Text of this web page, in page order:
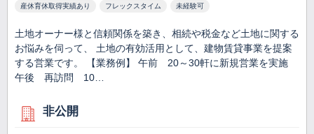
産休育休取得実績あり フレックスタイム 未経験可
土地オーナー様と信頼関係を築き、相続や税金など土地に関する
お悩みを伺って、 土地の有効活用として、建物賃貸事業を提案
する営業です。 【業務例】 午前 20～30軒に新規営業を実施
午後 再訪問 10…
非公開